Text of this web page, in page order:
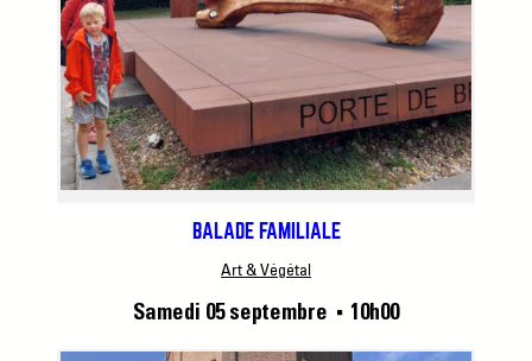
BALADE FAMILIALE
Art & Végétal
Samedi 05 septembre ■ 10h00